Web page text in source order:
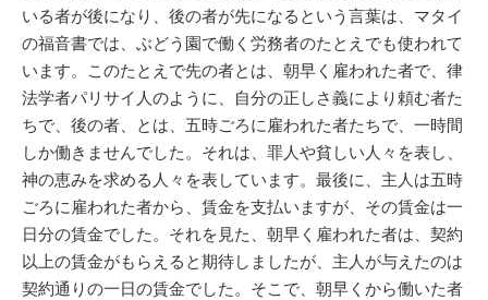
いる者が後になり、後の者が先になるという言葉は、マタイ
の福音書では、ぶどう園で働く労務者のたとえでも使われて
います。このたとえで先の者とは、朝早く雇われた者で、律
法学者パリサイ人のように、自分の正しさ義により頼む者た
ちで、後の者、とは、五時ごろに雇われた者たちで、一時間
しか働きませんでした。それは、罪人や貧しい人々を表し、
神の恵みを求める人々を表しています。最後に、主人は五時
ごろに雇われた者から、賃金を支払いますが、その賃金は一
日分の賃金でした。それを見た、朝早く雇われた者は、契約
以上の賃金がもらえると期待しましたが、主人が与えたのは
契約通りの一日の賃金でした。そこで、朝早くから働いた者